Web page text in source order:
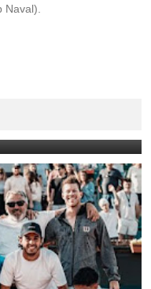
como visitante por
II